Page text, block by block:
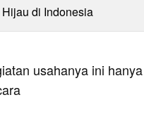
di Indonesia
usahanya ini hanya